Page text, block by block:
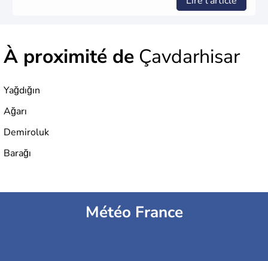
À proximité de Çavdarhisar
Yağdığın
Ağarı
Demiroluk
Barağı
Météo France